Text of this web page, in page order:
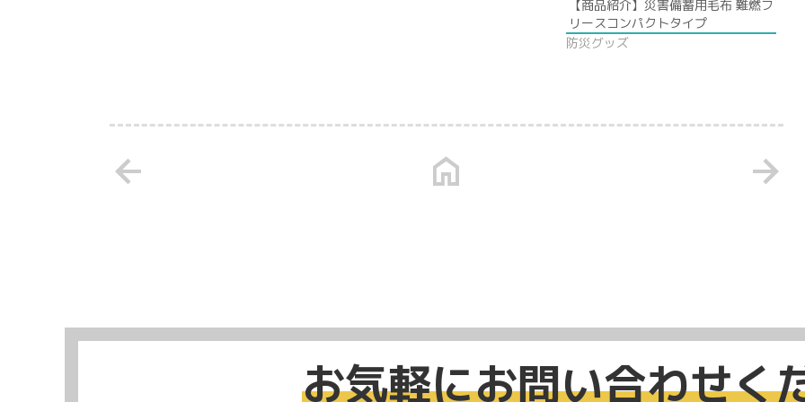
【商品紹介】災害備蓄用毛布 難燃フ
リースコンパクトタイプ
防災グッズ
arrow_back home arrow_forward
お気軽にお問い合わせく